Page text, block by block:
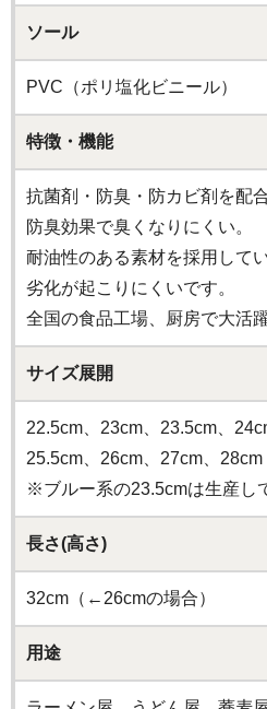
ソール
PVC（ポリ塩化ビニール）
特徴・機能
抗菌剤・防臭・防カビ剤を配
防臭効果で臭くなりにくい。
耐油性のある素材を採用して
劣化が起こりにくいです。
全国の食品工場、厨房で大活
サイズ展開
22.5cm、23cm、23.5cm、
25.5cm、26cm、27cm、28cm
※ブルー系の23.5cmは生産し
長さ(高さ)
32cm（←26cmの場合）
用途